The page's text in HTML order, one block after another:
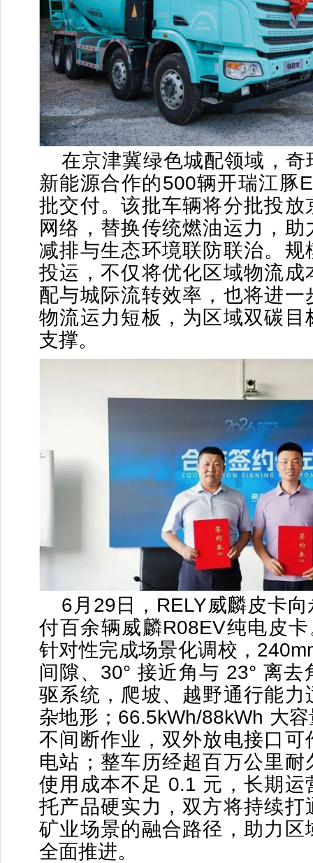
在京津冀绿色城配领域，奇
新能源合作的500辆开瑞江豚
批交付。该批车辆将分批投放
网络，替换传统燃油运力，助
减排与生态环境联防联治。规
投运，不仅将优化区域物流成
配与城际流转效率，也将进一
物流运力短板，为区域双碳目
支撑。
6月29日，RELY威麟皮卡
付百余辆威麟R08EV纯电皮
针对性完成场景化调校，
间隙、30° 接近角与 23° 离
驱系统，爬坡、越野通行能力
杂地形；66.5kWh/88kWh 大
不间断作业，双外放电接口可
电站；整车历经超百万公里耐
使用成本不足 0.1 元，长期运
托产品硬实力，双方将持续打
矿业场景的融合路径，助力区
全面推进。